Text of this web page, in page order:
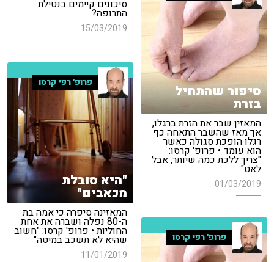
סיכונים קיימים בנטילת
התרופה?
15/03/2019
סיפור שהתחיל
בזרת
המאזין שבר את הזרת ברגלו,
אך מאז שהשבר התאחה כף
רגלו הופכת סגולה כאשר
הוא עומד • פרופ' קרסו:
"צריך ללכת כמה שיותר, אבל
לאט"
01/03/2019
פרופ' רפי קרסו
"היא סובלת
מכאבים"
המאזינה סיפרה כי אמה בת
ה-80 נפלה ושברה את אחת
החוליות • פרופ' קרסו: "חשוב
שהיא לא תשכב במיטה"
11/01/2019
פרופ' רפי קרסו